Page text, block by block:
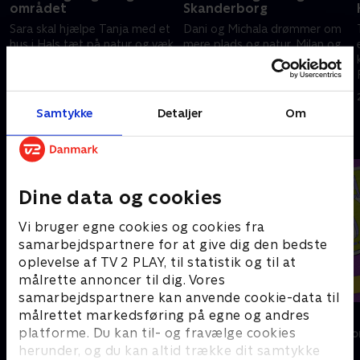
Samtykke Detaljer Om
Dine data og cookies
Vi bruger egne cookies og cookies fra
samarbejdspartnere for at give dig den bedste
oplevelse af TV 2 PLAY, til statistik og til at
målrette annoncer til dig. Vores
samarbejdspartnere kan anvende cookie-data til
målrettet markedsføring på egne og andres
platforme. Du kan til- og fravælge cookies
herunder, og du kan altid trække dit samtykke
området
Sara skal hjælpe Tanja med et
hus i Hals tæt på natur og væk
Jannie og Tem kan samle deres
Skanderborg
Dani og Michala drømmer om
mere plads og natur. Milan og
Camilla vil flytte sammen med
hendes forældre for at skabe
mere nærvær for deres søn
Andre så også
Linde på Langeland
Livsstil • 5 sæsoner
Helt sort
Livsstil • 7